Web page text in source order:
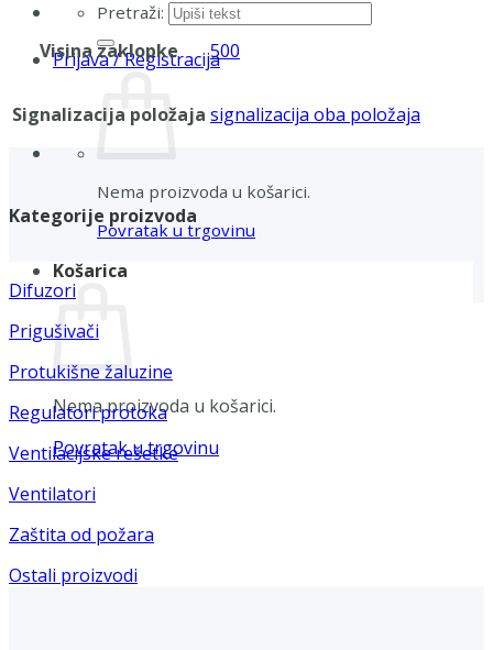
Pretraži:
Prijava / Registracija
Nema proizvoda u košarici.
Povratak u trgovinu
Košarica
Nema proizvoda u košarici.
Povratak u trgovinu
Visina zaklopke 500
Signalizacija položaja signalizacija oba položaja
Kategorije proizvoda
Difuzori
Prigušivači
Protukišne žaluzine
Regulatori protoka
Ventilacijske rešetke
Ventilatori
Zaštita od požara
Ostali proizvodi